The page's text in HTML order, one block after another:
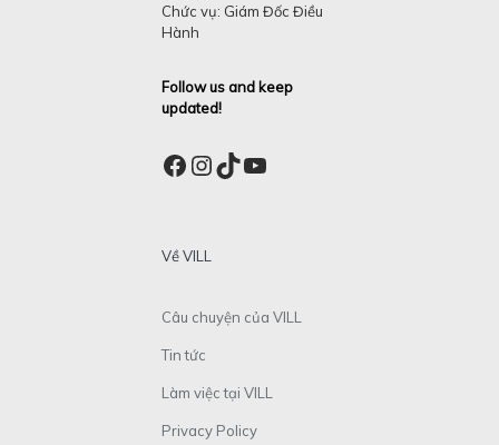
Chức vụ: Giám Đốc Điều
Hành
Follow us and keep
updated!
Facebook
Instagram
TikTok
YouTube
Về VILL
Câu chuyện của VILL
Tin tức
Làm việc tại VILL
Privacy Policy